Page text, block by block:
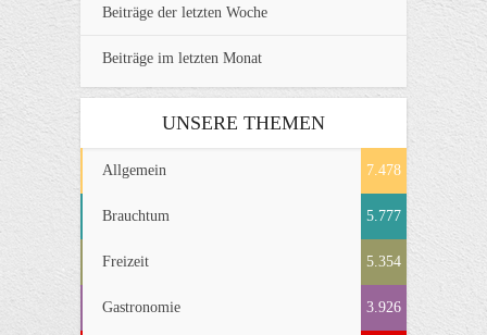
Beiträge der letzten Woche
Beiträge im letzten Monat
UNSERE THEMEN
Allgemein 7.478
Brauchtum 5.777
Freizeit 5.354
Gastronomie 3.926